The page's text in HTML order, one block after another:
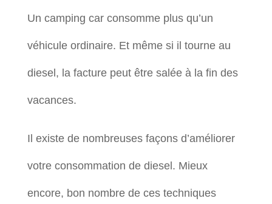
Un camping car consomme plus qu’un
véhicule ordinaire. Et même si il tourne au
diesel, la facture peut être salée à la fin des
vacances.
Il existe de nombreuses façons d’améliorer
votre consommation de diesel. Mieux
encore, bon nombre de ces techniques